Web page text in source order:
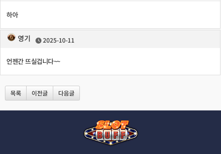
하아
영기 2025-10-11
언젠간 뜨실겁니다~~
목록 이전글 다음글